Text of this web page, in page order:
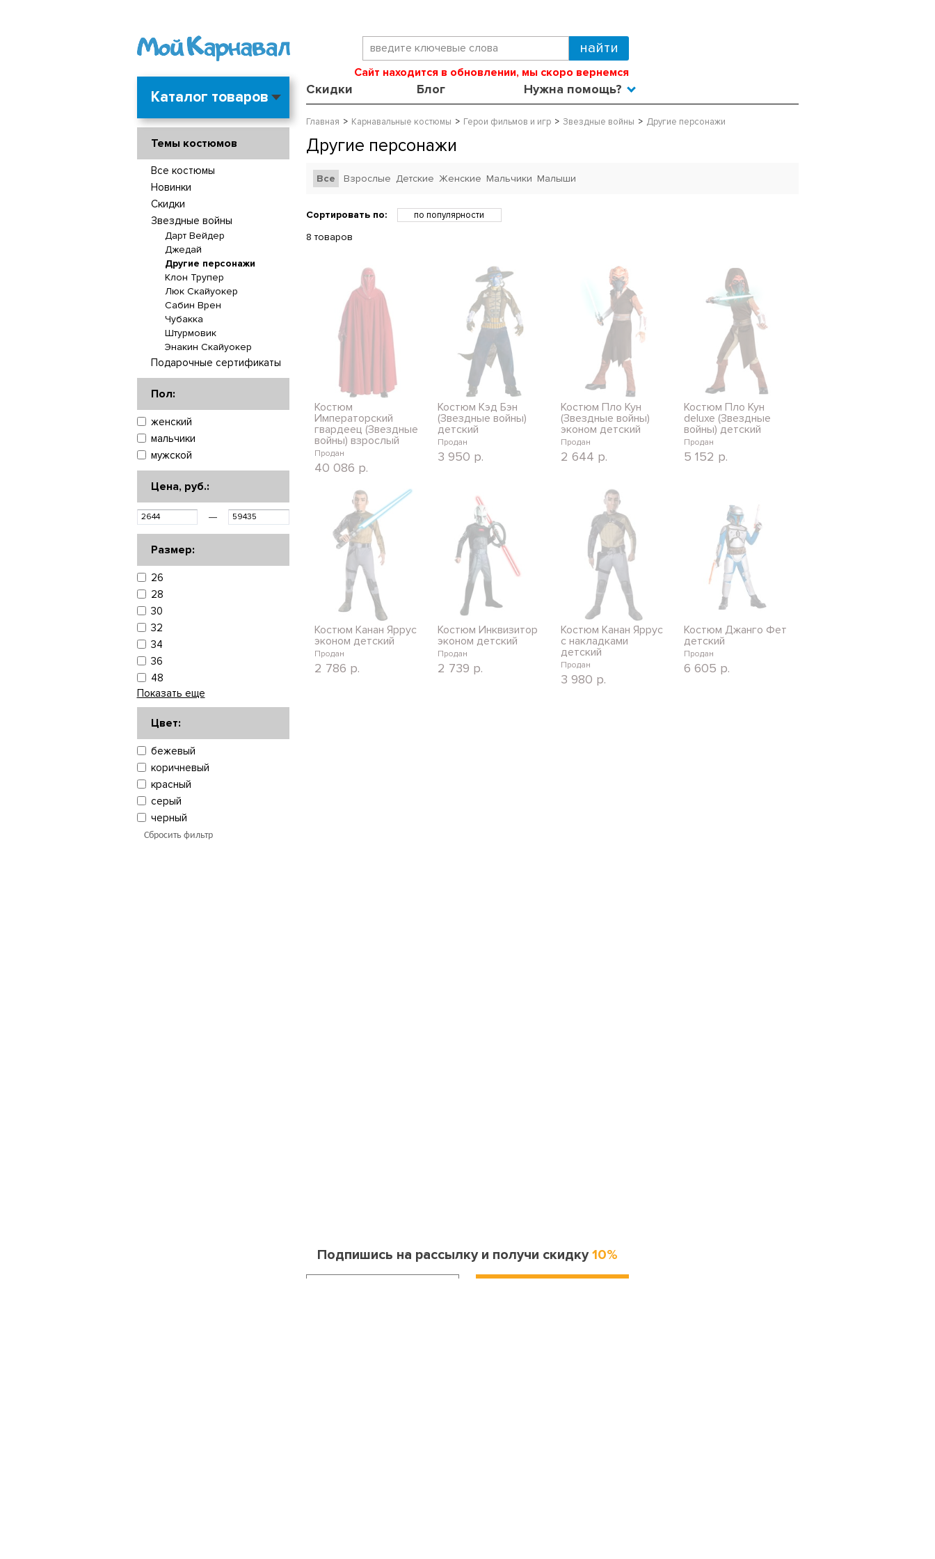
Сайт находится в обновлении, мы скоро вернемся
Каталог товаров Скидки Блог Нужна помощь?
Темы костюмов
Все костюмы
Новинки
Скидки
Звездные войны
Дарт Вейдер
Джедай
Другие персонажи
Клон Трупер
Люк Скайуокер
Сабин Врен
Чубакка
Штурмовик
Энакин Скайуокер
Подарочные сертификаты
Пол:
женский
мальчики
мужской
Цена, руб.:
—
Размер:
26
28
30
32
34
36
48
Показать еще
Цвет:
бежевый
коричневый
красный
серый
черный
Сбросить фильтр
Главная Карнавальные костюмы Герои фильмов и игр Звездные войны Другие персонажи
Другие персонажи
Все Взрослые Детские Женские Мальчики Малыши
Сортировать по:
по популярности
по названию
8 товаров
Костюм
Императорский
гвардеец (Звездные
войны) взрослый
Продан
40 086 р.
Костюм Кэд Бэн
(Звездные войны)
детский
Продан
3 950 р.
Костюм Пло Кун
(Звездные войны)
эконом детский
Продан
2 644 р.
Костюм Пло Кун
deluxe (Звездные
войны) детский
Продан
5 152 р.
Костюм Канан Яррус
эконом детский
Продан
2 786 р.
Костюм Инквизитор
эконом детский
Продан
2 739 р.
Костюм Канан Яррус
с накладками
детский
Продан
3 980 р.
Костюм Джанго Фет
детский
Продан
6 605 р.
Подпишись на рассылку и получи скидку10%